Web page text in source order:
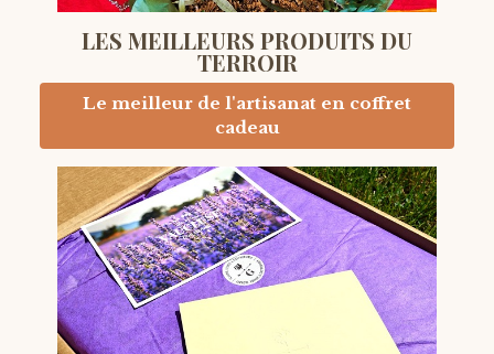
LES MEILLEURS PRODUITS DU
TERROIR
Le meilleur de l'artisanat en coffret
cadeau